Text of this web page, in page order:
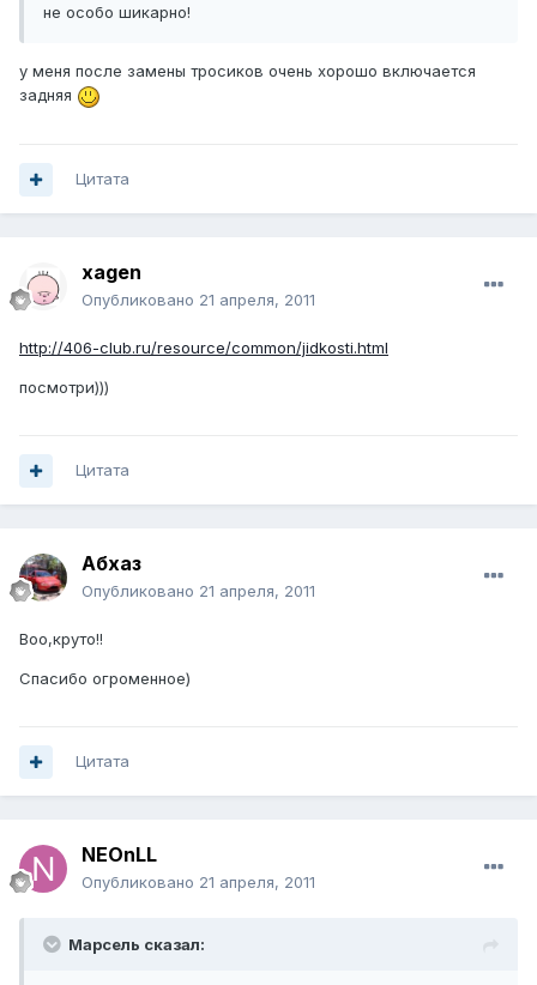
не особо шикарно!
у меня после замены тросиков очень хорошо включается
задняя
Цитата
xagen
Опубликовано 21 апреля, 2011
http://406-club.ru/resource/common/jidkosti.html
посмотри)))
Цитата
Абхаз
Опубликовано 21 апреля, 2011
Воо,круто!!
Спасибо огроменное)
Цитата
NEOnLL
Опубликовано 21 апреля, 2011
Марсель сказал: